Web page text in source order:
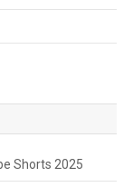
Shorts 2025